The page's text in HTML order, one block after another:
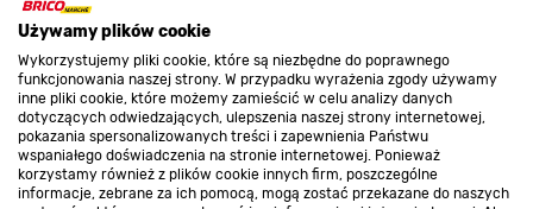
Używamy plików cookie
Wykorzystujemy pliki cookie, które są niezbędne do poprawnego
funkcjonowania naszej strony. W przypadku wyrażenia zgody używamy
inne pliki cookie, które możemy zamieścić w celu analizy danych
dotyczących odwiedzających, ulepszenia naszej strony internetowej,
pokazania spersonalizowanych treści i zapewnienia Państwu
wspaniałego doświadczenia na stronie internetowej. Ponieważ
korzystamy również z plików cookie innych firm, poszczególne
informacje, zebrane za ich pomocą, mogą zostać przekazane do naszych
podłogowe
O nas
Kontakt do sklepu
Strefa biznesu